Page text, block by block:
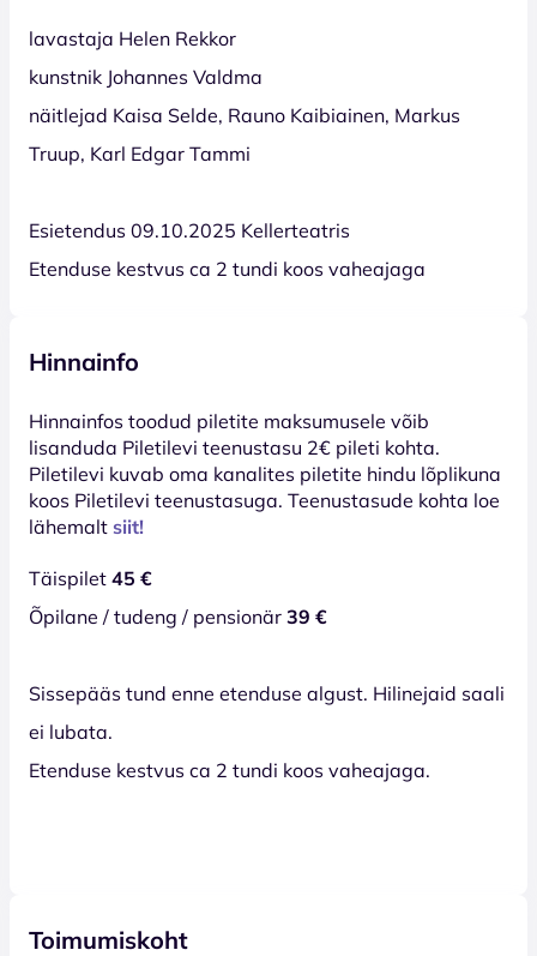
lavastaja Helen Rekkor
kunstnik Johannes Valdma
näitlejad Kaisa Selde, Rauno Kaibiainen, Markus
Truup, Karl Edgar Tammi
Esietendus 09.10.2025 Kellerteatris
Etenduse kestvus ca 2 tundi koos vaheajaga
Hinnainfo
Hinnainfos toodud piletite maksumusele võib
lisanduda Piletilevi teenustasu 2€ pileti kohta.
Piletilevi kuvab oma kanalites piletite hindu lõplikuna
koos Piletilevi teenustasuga. Teenustasude kohta loe
lähemalt siit!
Täispilet 45 €
Õpilane / tudeng / pensionär 39 €
Sissepääs tund enne etenduse algust. Hilinejaid saali
ei lubata.
Etenduse kestvus ca 2 tundi koos vaheajaga.
Toimumiskoht